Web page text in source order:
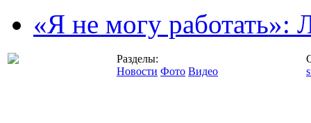
«Я не могу работать»:
Разделы:
Новости Фото Видео